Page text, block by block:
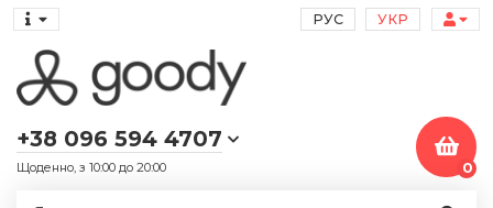
РУС УКР
+38 096 594 4707
Щоденно, з 10:00 до 20:00 0